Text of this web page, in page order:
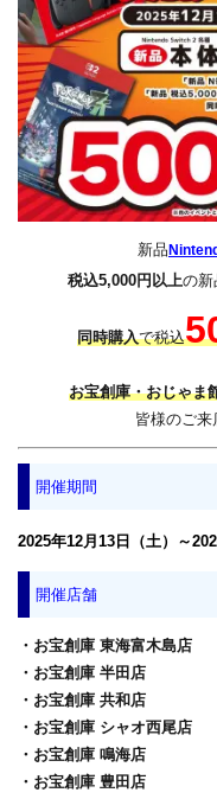
新品
税込5,000円以上の新
同時購入で税込
お宝創庫・おじゃま
皆様のご来
開催期間
2025年12月13日（土）～
開催店舗
・お宝創庫 東海富木島店
・お宝創庫 半田店
・お宝創庫 共和店
・お宝創庫 シャオ西尾店
・お宝創庫 鳴海店
・お宝創庫 豊田店